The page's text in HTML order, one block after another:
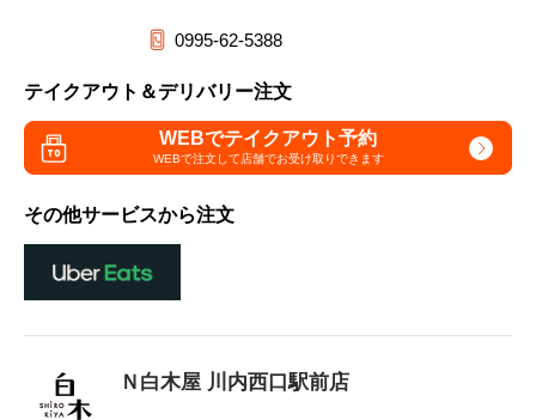
0995-62-5388
テイクアウト＆デリバリー注文
WEBでテイクアウト予約
WEBで注文して店舗でお受け取りできます
その他サービスから注文
Ｎ白木屋 川内西口駅前店